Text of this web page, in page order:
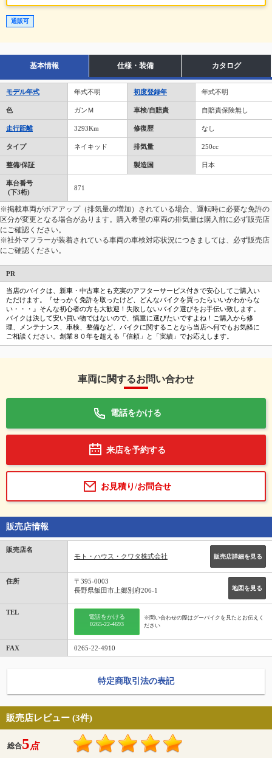
通販可
基本情報 仕様・装備 カタログ
モデル年式 年式不明 初度登録年 年式不明
色 ガンＭ 車検/自賠責 自賠責保険無し
走行距離 3293Km 修復歴 なし
タイプ ネイキッド 排気量 250cc
整備/保証 製造国 日本
車台番号
(下3桁)
871
※掲載車両がボアアップ（排気量の増加）されている場合、運転時に必要な免許の
区分が変更となる場合があります。購入希望の車両の排気量は購入前に必ず販売店
にご確認ください。
※社外マフラーが装着されている車両の車検対応状況につきましては、必ず販売店
にご確認ください。
PR
当店のバイクは、新車・中古車とも充実のアフターサービス付きで安心してご購入い
ただけます。『せっかく免許を取ったけど、どんなバイクを買ったらいいかわからな
い・・・』そんな初心者の方も大歓迎！失敗しないバイク選びをお手伝い致します。
バイクは決して安い買い物ではないので、慎重に選びたいですよね！ご購入から修
理、メンテナンス、車検、整備など、バイクに関することなら当店へ何でもお気軽に
ご相談ください。創業８０年を超える「信頼」と「実績」でお応えします。
車両に関するお問い合わせ
電話をかける
来店を予約する
お見積り/お問合せ
販売店情報
販売店名
モト・ハウス・クワタ株式会社
販売店詳細を見る
住所
地図を見る
〒395-0003
長野県飯田市上郷別府206-1
TEL
電話をかける
0265-22-4693
※問い合わせの際はグーバイクを見たとお伝えく
ださい
FAX 0265-22-4910
特定商取引法の表記
販売店レビュー (3件)
総合5点